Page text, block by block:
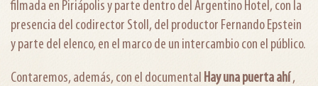
filmada en Piriápolis y parte dentro del Argentino Hotel, con la
presencia del codirector Stoll, del productor Fernando Epstein
y parte del elenco, en el marco de un intercambio con el público.
Contaremos, además, con el documental Hay una puerta ahí,